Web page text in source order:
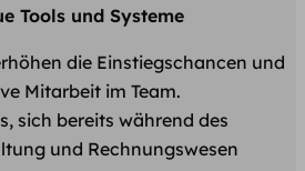
Tools und Systeme
die Einstiegschancen und
Mitarbeit im Team.
sich bereits während des
und Rechnungswesen